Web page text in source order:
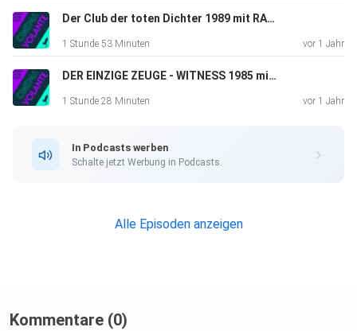
Der Club der toten Dichter 1989 mit RALF | PODCAST #99
1 Stunde 53 Minuten vor 1 Jahr
DER EINZIGE ZEUGE - WITNESS 1985 mit RALF | PODCAST #98
1 Stunde 28 Minuten vor 1 Jahr
In Podcasts werben
Schalte jetzt Werbung in Podcasts.
Alle Episoden anzeigen
Kommentare (0)